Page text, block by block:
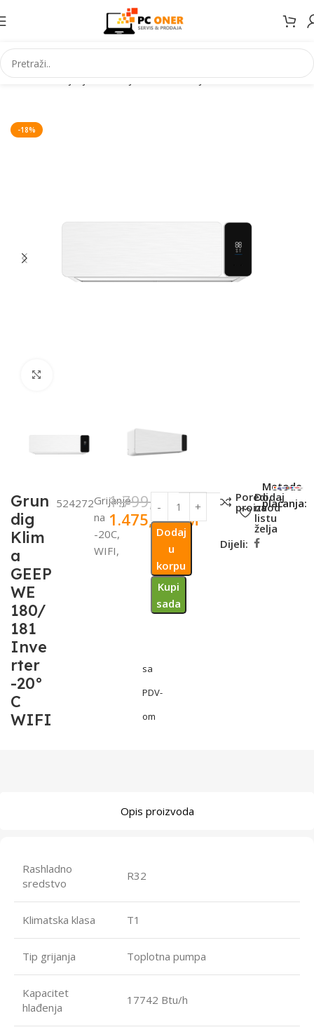
Početna Grijanje Hlađenje Klima uređaji Inverter klime
-18%
Grun
dig
Klim
a
GEEP
WE
180/
181
Inve
rter
-20°
C
WIFI
524272Grijanje
na
-20C,
WIFI,
1.799,00 KM
1.475,18KM
sa
PDV-
om
Dodaj
u
korpu
Kupi
sada
Poredi
proizvod
Dodaj
na
listu
želja
Dijeli:
Metode
plaćanja:
Opis proizvoda
Rashladno
sredstvo
R32
Klimatska klasa T1
Tip grijanja Toplotna pumpa
Kapacitet
hlađenja
17742 Btu/h